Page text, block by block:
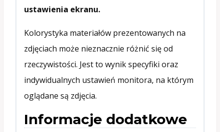
ustawienia ekranu.
Kolorystyka materiałów prezentowanych na
zdjęciach może nieznacznie różnić się od
rzeczywistości. Jest to wynik specyfiki oraz
indywidualnych ustawień monitora, na którym
oglądane są zdjęcia.
Informacje dodatkowe